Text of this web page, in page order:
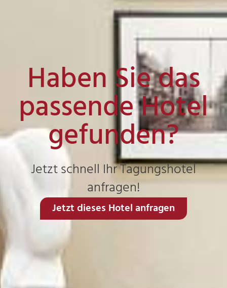
Haben Sie das
passende Hotel
gefunden?
Jetzt schnell Ihr Tagungshotel
anfragen!
Jetzt dieses Hotel anfragen